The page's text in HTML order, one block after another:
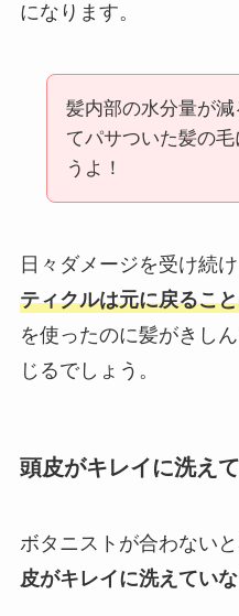
になります。
髪内部の水分量が
てパサついた髪の毛
うよ！
日々ダメージを受け続け
ティクルは元に戻るこ
を使ったのに髪がきし
じるでしょう。
頭皮がキレイに洗え
ボタニストが合わない
皮がキレイに洗えてい